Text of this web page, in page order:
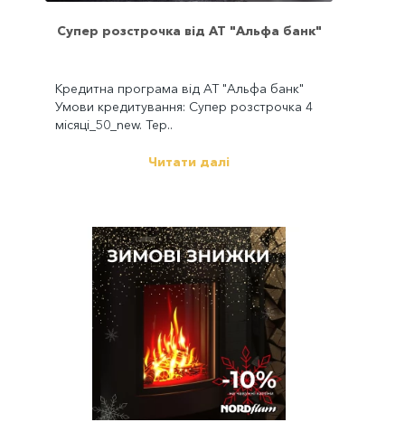
Супер розстрочка від АТ "Альфа банк"
Кредитна програма від АТ "Альфа банк"
Умови кредитування: Супер розстрочка 4
місяці_50_new. Тер..
Читати далі